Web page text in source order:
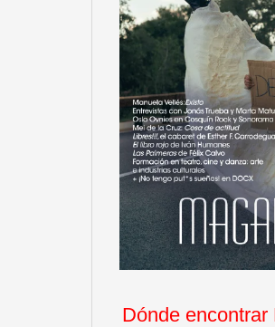
Dónde